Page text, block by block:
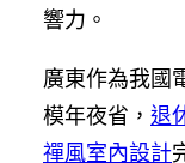
響力。
廣東作為我國
模年夜省， 退
禪風室內設計